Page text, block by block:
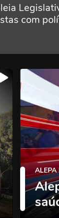
com
ALEPA